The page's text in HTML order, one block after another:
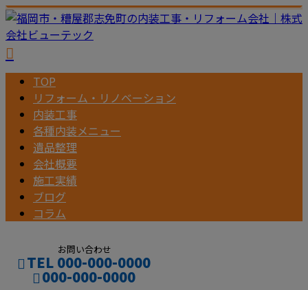
TOP
リフォーム・リノベーション
内装工事
各種内装メニュー
遺品整理
会社概要
施工実績
ブログ
コラム
お問い合わせ
TEL 000-000-0000
000-000-0000